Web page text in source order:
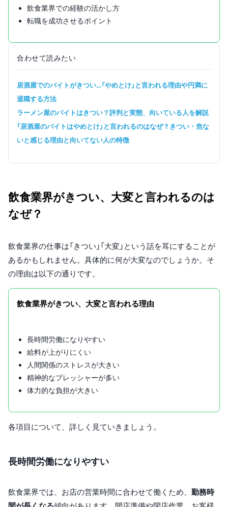
飲食業界での経験の活かし方
転職を成功させるポイント
合わせて読みたい
居酒屋でのバイトがきつい…「やめとけ」と言われる理由や円満に
退職する方法
ラーメン屋のバイトはきつい？評判と実態、向いている人を解説
「居酒屋のバイトはやめとけ」と言われるのはなぜ？きつい・危な
いと感じる理由と向いてない人の特徴
飲食業界がきつい、大変と言われるのは
なぜ？
飲食業界の仕事は「きつい」「大変」という話を耳にすることが
あるかもしれません。具体的に何が大変なのでしょうか。そ
の理由は以下の通りです。
飲食業界がきつい、大変と言われる理由
長時間労働になりやすい
給料が上がりにくい
人間関係のストレスが大きい
精神的なプレッシャーが多い
体力的な負担が大きい
各項目について、詳しく見ていきましょう。
長時間労働になりやすい
飲食業界では、お店の営業時間に合わせて働くため、 勤務時